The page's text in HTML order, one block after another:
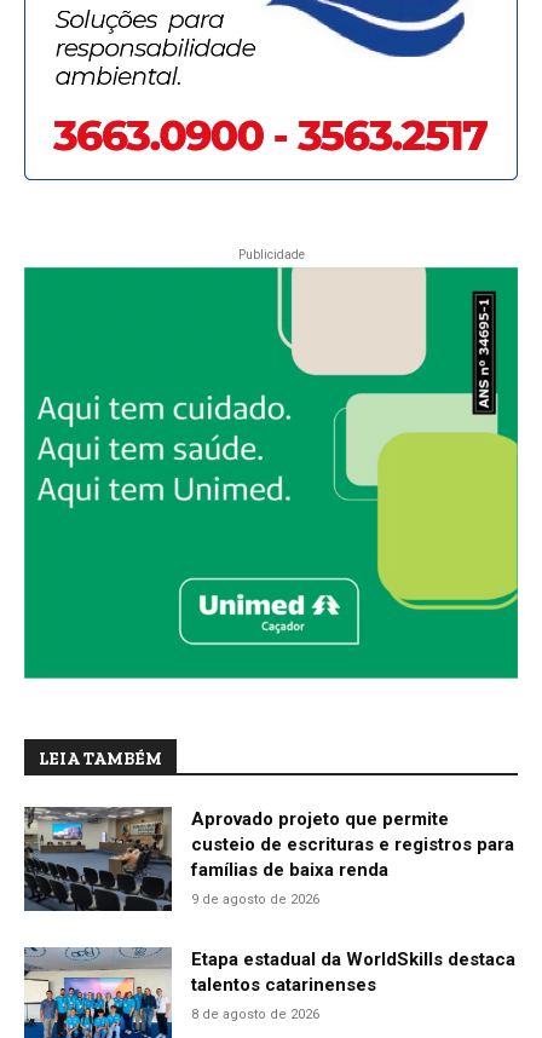
Publicidade
LEIA TAMBÉM
Aprovado projeto que permite
custeio de escrituras e registros para
famílias de baixa renda
9 de agosto de 2026
Etapa estadual da WorldSkills destaca
talentos catarinenses
8 de agosto de 2026